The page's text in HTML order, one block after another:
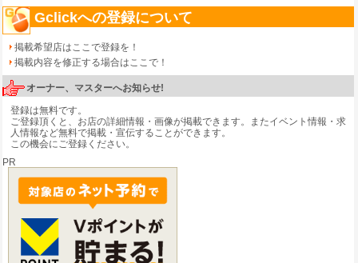
Gclickへの登録について
掲載希望店はここで登録を！
掲載内容を修正する場合はここで！
オーナー、マスターへお知らせ!
登録は無料です。
ご登録頂くと、お店の詳細情報・画像が掲載できます。またイベント情報・求
人情報など無料で掲載・宣伝することができます。
この機会にご登録ください。
PR